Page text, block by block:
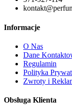
Informacje
O Nas
Dane
Regulamin
Polityka
Zwroty i
Obsługa Klienta